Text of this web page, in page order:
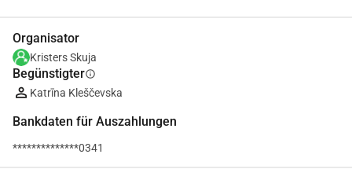
Organisator
Kristers Skuja
Begünstigterinfo
Katrīna Kleščevska
Bankdaten für Auszahlungen
**************0341